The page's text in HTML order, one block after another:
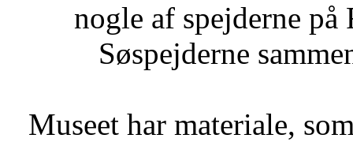
nogle af spejderne
Søspejderne
Museet har materiale,